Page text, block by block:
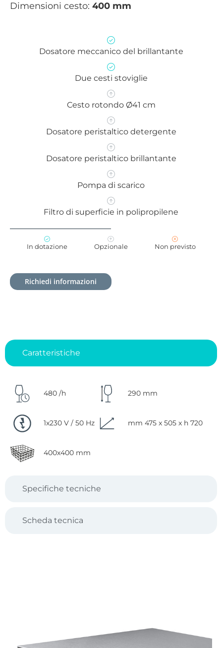
Dimensioni cesto: 400 mm
Dosatore meccanico del brillantante
Due cesti stoviglie
Cesto rotondo Ø41 cm
Dosatore peristaltico detergente
Dosatore peristaltico brillantante
Pompa di scarico
Filtro di superficie in polipropilene
In dotazione Opzionale Non previsto
Richiedi informazioni
Caratteristiche
Specifiche tecniche
Scheda tecnica
480 /h
1x230 V / 50 Hz
400x400 mm
290 mm
mm 475 x 505 x h 720